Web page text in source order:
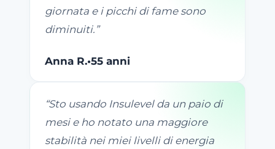
giornata e i picchi di fame sono
diminuiti. ”
Anna R.•55 anni
“Sto usando Insulevel da un paio di
mesi e ho notato una maggiore
stabilità nei miei livelli di energia